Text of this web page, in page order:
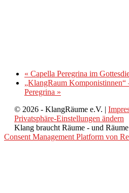
« Capella Peregrina im
„KlangRaum
Peregrina »
© 2026 - KlangRäume e.V. |
Privatsphäre-Einstellungen ändern
Klang braucht Räume - und
Consent Management Platform von